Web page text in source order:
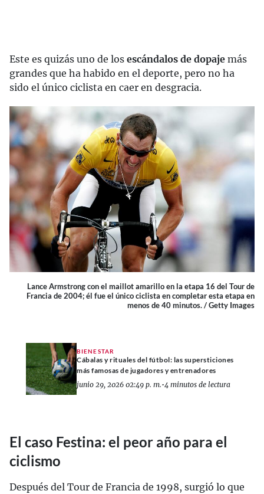
Este es quizás uno de los escándalos de dopaje más
grandes que ha habido en el deporte, pero no ha
sido el único ciclista en caer en desgracia.
Lance Armstrong con el maillot amarillo en la etapa 16 del Tour de
Francia de 2004; él fue el único ciclista en completar esta etapa en
menos de 40 minutos. / Getty Images
BIENESTAR
Cábalas y rituales del fútbol: las supersticiones
más famosas de jugadores y entrenadores
junio 29, 2026 02:49 p. m.•4 minutos de lectura
El caso Festina: el peor año para el
ciclismo
Después del Tour de Francia de 1998, surgió lo que